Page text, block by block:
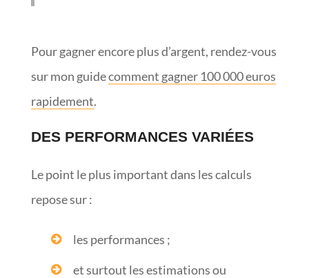
Pour gagner encore plus d’argent, rendez-vous
sur mon guidecomment gagner 100 000 euros
rapidement.
DES PERFORMANCES VARIÉES
Le point le plus important dans les calculs
repose sur :
les performances ;
et surtout les estimations ou